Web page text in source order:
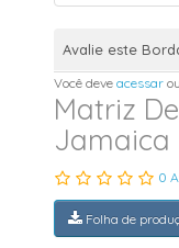
Avalie este
Você deveacessar
Matriz
Jamaica
0
Folha de